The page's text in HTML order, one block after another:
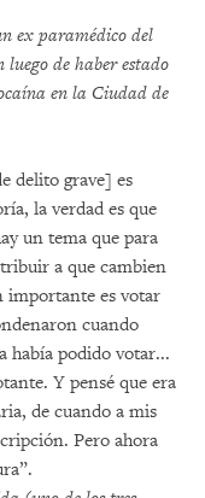
ex paramédico del
luego de haber estado
en la Ciudad de
delito grave] es
la verdad es que
un tema que para
a que cambien
importante es votar
cuando
había podido votar...
Y pensé que era
de cuando a mis
Pero ahora